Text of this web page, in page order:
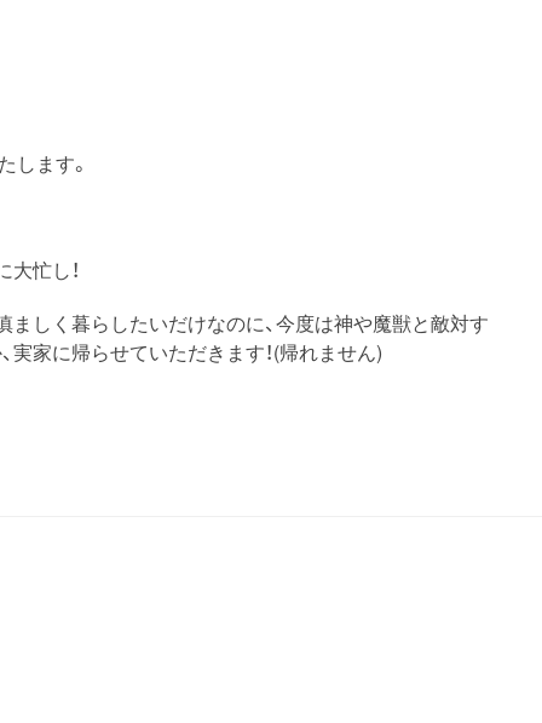
します。
忙し！
ましく暮らしたいだけなのに、今度は神や魔獣と敵対す
家に帰らせていただきます！(帰れません)